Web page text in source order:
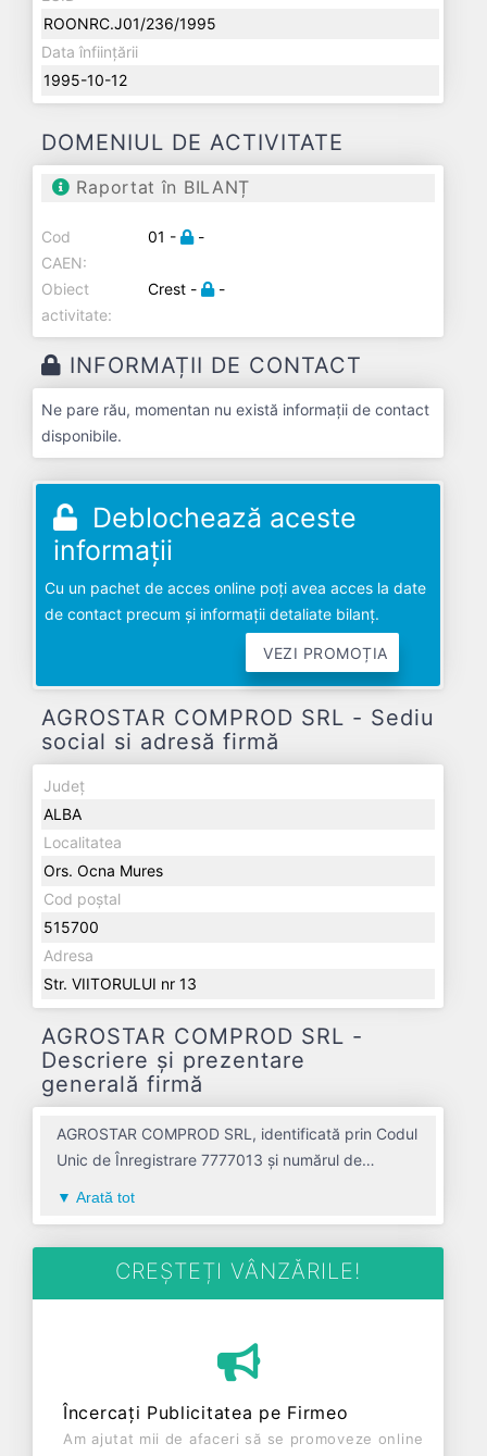
ROONRC.J01/236/1995
Data înființării
1995-10-12
DOMENIUL DE ACTIVITATE
Raportat în BILANȚ
Cod
CAEN:
01 - -
Obiect
activitate:
Crest - -
INFORMAȚII DE CONTACT
Ne pare rău, momentan nu există informații de contact
disponibile.
Deblochează aceste
informații
Cu un pachet de acces online poți avea acces la date
de contact precum și informații detaliate bilanț.
VEZI PROMOȚIA
AGROSTAR COMPROD SRL - Sediu
social si adresă firmă
Județ
ALBA
Localitatea
Ors. Ocna Mures
Cod poștal
515700
Adresa
Str. VIITORULUI nr 13
AGROSTAR COMPROD SRL -
Descriere și prezentare
generală firmă
AGROSTAR COMPROD SRL, identificată prin Codul
Unic de Înregistrare 7777013 și numărul de
poziționat în zona de Centru a țării, în judetul
ALBA, compania aduce o contribuție semnificativă
fost fondată în anul 1995, având o vechime de 31
ani. Conform ultimului bilanț, societatea a
de 0 RON, gestionând operațiunile cu un număr
mediu de 0 de salariați pe ultimul an fiscal.
Arată tot
CREȘTEȚI VÂNZĂRILE!
Încercați Publicitatea pe Firmeo
Am ajutat mii de afaceri să se promoveze online